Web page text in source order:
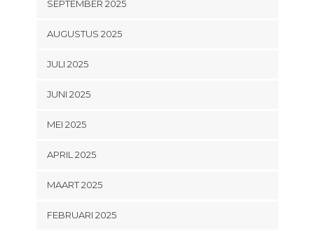
SEPTEMBER 2025
AUGUSTUS 2025
JULI 2025
JUNI 2025
MEI 2025
APRIL 2025
MAART 2025
FEBRUARI 2025